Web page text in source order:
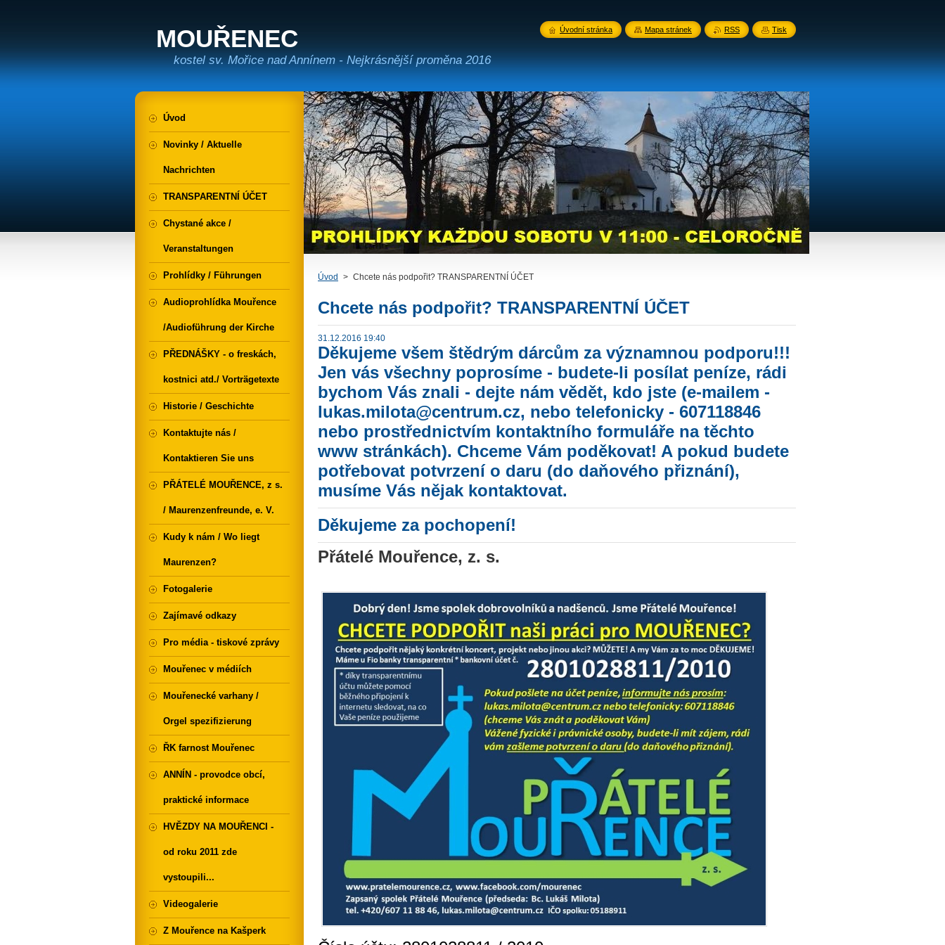
MOUŘENEC
kostel sv. Mořice nad Annínem - Nejkrásnější proměna 2016
Úvod > Chcete nás podpořit? TRANSPARENTNÍ ÚČET
Chcete nás podpořit? TRANSPARENTNÍ ÚČET
31.12.2016 19:40
Děkujeme všem štědrým dárcům za významnou podporu!!!
Jen vás všechny poprosíme - budete-li posílat peníze, rádi
bychom Vás znali - dejte nám vědět, kdo jste (e-mailem -
lukas.milota@centrum.cz, nebo telefonicky - 607118846
nebo prostřednictvím kontaktního formuláře na těchto
www stránkách). Chceme Vám poděkovat! A pokud budete
potřebovat potvrzení o daru (do daňového přiznání),
musíme Vás nějak kontaktovat.
Děkujeme za pochopení!
Přátelé Mouřence, z. s.
Úvod
Novinky / Aktuelle
Nachrichten
TRANSPARENTNÍ ÚČET
Chystané akce /
Veranstaltungen
Prohlídky / Führungen
Audioprohlídka Mouřence
/Audioführung der Kirche
PŘEDNÁŠKY - o freskách,
kostnici atd./ Vorträgetexte
Historie / Geschichte
Kontaktujte nás /
Kontaktieren Sie uns
PŘÁTELÉ MOUŘENCE, z s.
/ Maurenzenfreunde, e. V.
Kudy k nám / Wo liegt
Maurenzen?
Fotogalerie
Zajímavé odkazy
Pro média - tiskové zprávy
Mouřenec v médiích
Mouřenecké varhany /
Orgel spezifizierung
ŘK farnost Mouřenec
ANNÍN - provodce obcí,
praktické informace
HVĚZDY NA MOUŘENCI -
od roku 2011 zde
vystoupili...
Videogalerie
Z Mouřence na Kašperk
Úvodní stránka Mapa stránek RSS Tisk